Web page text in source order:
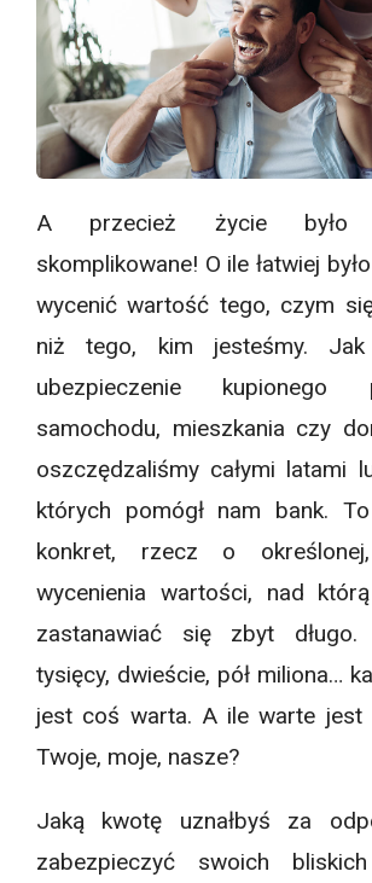
A przecież życie było
skomplikowane! O ile łatwiej
wycenić wartość tego, czym
niż tego, kim jesteśmy. Jak
ubezpieczenie
samochodu, mieszkania czy
oszczędzaliśmy całymi latami
których pomógł nam bank.
konkret, rzecz o
wycenienia wartości, nad
zastanawiać się zbyt długo.
tysięcy, dwieście, pół miliona…
jest coś warta. A ile warte jest
Twoje, moje, nasze?
Jaką kwotę uznałbyś za
zabezpieczyć swoich